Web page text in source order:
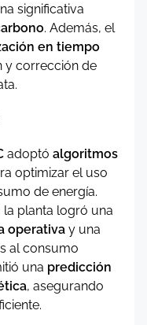
significativa
. Además, el
en tiempo
y corrección de
adoptó algoritmos
optimizar el uso
de energía.
la planta logró una
operativa y una
al consumo
una predicción
, asegurando